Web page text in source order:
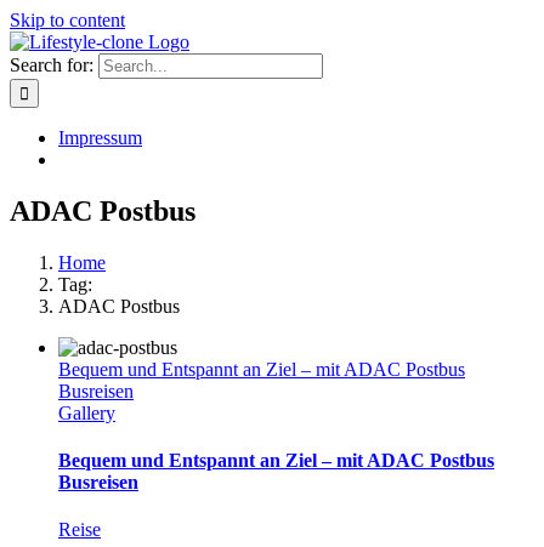
Skip to content
Search for:
Impressum
ADAC Postbus
Home
Tag:
ADAC Postbus
Bequem und Entspannt an Ziel – mit ADAC Postbus
Busreisen
Gallery
Bequem und Entspannt an Ziel – mit ADAC Postbus
Busreisen
Reise